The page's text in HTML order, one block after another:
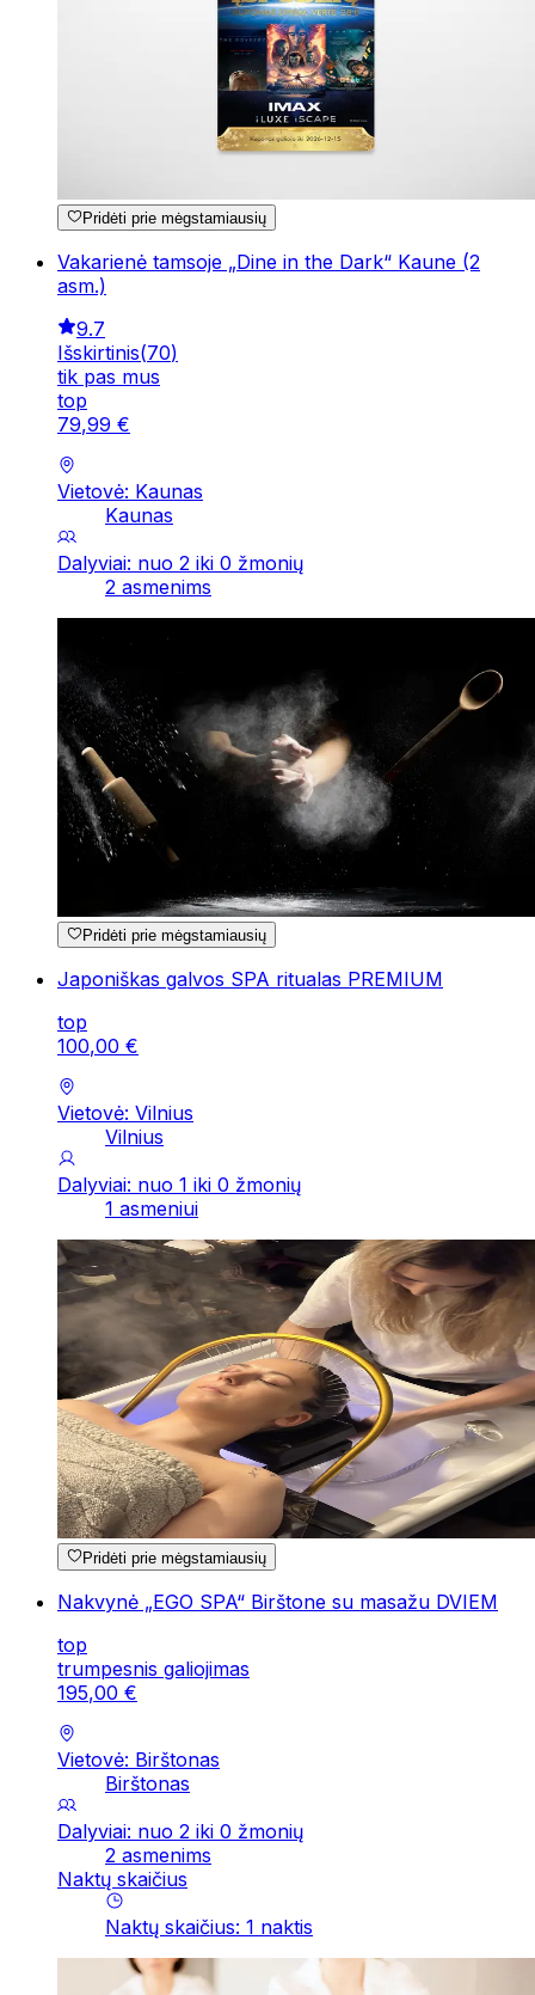
Pridėti prie mėgstamiausių
Vakarienė tamsoje „Dine in the Dark“ Kaune (2
asm.)
9.7
Išskirtinis(70)
tik pas mus
top
79,99 €
Vietovė: Kaunas
Kaunas
Dalyviai: nuo 2 iki 0 žmonių
2 asmenims
Pridėti prie mėgstamiausių
Japoniškas galvos SPA ritualas PREMIUM
top
100,00 €
Vietovė: Vilnius
Vilnius
Dalyviai: nuo 1 iki 0 žmonių
1 asmeniui
Pridėti prie mėgstamiausių
Nakvynė „EGO SPA“ Birštone su masažu DVIEM
top
trumpesnis galiojimas
195,00 €
Vietovė: Birštonas
Birštonas
Dalyviai: nuo 2 iki 0 žmonių
2 asmenims
Naktų skaičius
Naktų skaičius: 1 naktis